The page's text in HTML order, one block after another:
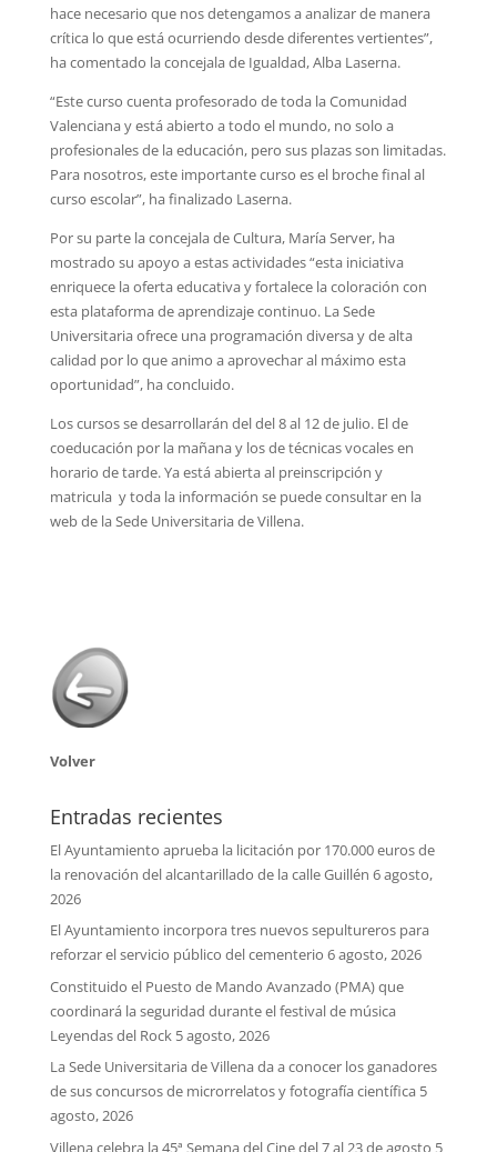
hace necesario que nos detengamos a analizar de manera
crítica lo que está ocurriendo desde diferentes vertientes”,
ha comentado la concejala de Igualdad, Alba Laserna.
“Este curso cuenta profesorado de toda la Comunidad
Valenciana y está abierto a todo el mundo, no solo a
profesionales de la educación, pero sus plazas son limitadas.
Para nosotros, este importante curso es el broche final al
curso escolar”, ha finalizado Laserna.
Por su parte la concejala de Cultura, María Server, ha
mostrado su apoyo a estas actividades “esta iniciativa
enriquece la oferta educativa y fortalece la coloración con
esta plataforma de aprendizaje continuo. La Sede
Universitaria ofrece una programación diversa y de alta
calidad por lo que animo a aprovechar al máximo esta
oportunidad”, ha concluido.
Los cursos se desarrollarán del del 8 al 12 de julio. El de
coeducación por la mañana y los de técnicas vocales en
horario de tarde. Ya está abierta al preinscripción y
matricula y toda la información se puede consultar en la
web de la Sede Universitaria de Villena.
Volver
Entradas recientes
El Ayuntamiento aprueba la licitación por 170.000 euros de
la renovación del alcantarillado de la calle Guillén 6 agosto,
2026
El Ayuntamiento incorpora tres nuevos sepultureros para
reforzar el servicio público del cementerio 6 agosto, 2026
Constituido el Puesto de Mando Avanzado (PMA) que
coordinará la seguridad durante el festival de música
Leyendas del Rock 5 agosto, 2026
La Sede Universitaria de Villena da a conocer los ganadores
de sus concursos de microrrelatos y fotografía científica 5
agosto, 2026
Villena celebra la 45ª Semana del Cine del 7 al 23 de agosto 5